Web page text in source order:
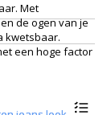
Met
de ogen van je
kwetsbaar.
een hoge factor